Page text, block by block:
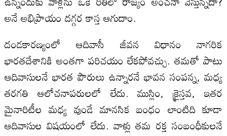
అనే అభిప్రాయం దగ్గర కాస్త ఆగుదాం.
దండకారణ్యంలో ఆదివాసీ జీవన విధానం నాగరిక
భారతదేశానికి అంతగా పరిచయం లేకపోవచ్చు. తమతో పాటు
ఆదివాసులనే భారత పౌరులు ఉన్నారనే భావన సంపన్న, మధ్య
తరగతి ఆలోచనాపరులలో లేదు. ముస్లిం, క్రైస్తవ, ఇతర
మైనారిటీల మధ్య వుండే మానసిక బంధం లాంటిది కూడా
ఆదివాసుల విషయంలో లేదు. వాళ్లు తమ రక్త సంబంధీకులనే